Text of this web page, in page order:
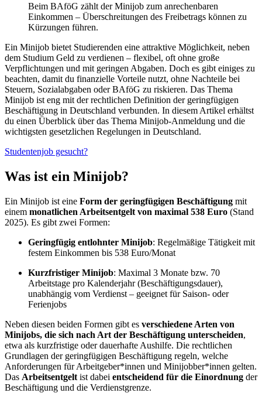
Beim BAföG zählt der Minijob zum anrechenbaren
Einkommen – Überschreitungen des Freibetrags können zu
Kürzungen führen.
Ein Minijob bietet Studierenden eine attraktive Möglichkeit, neben
dem Studium Geld zu verdienen – flexibel, oft ohne große
Verpflichtungen und mit geringen Abgaben. Doch es gibt einiges zu
beachten, damit du finanzielle Vorteile nutzt, ohne Nachteile bei
Steuern, Sozialabgaben oder BAföG zu riskieren. Das Thema
Minijob ist eng mit der rechtlichen Definition der geringfügigen
Beschäftigung in Deutschland verbunden. In diesem Artikel erhältst
du einen Überblick über das Thema Minijob-Anmeldung und die
wichtigsten gesetzlichen Regelungen in Deutschland.
Studentenjob gesucht?
Was ist ein Minijob?
Ein Minijob ist eine Form der geringfügigen Beschäftigung mit
einem monatlichen Arbeitsentgelt von maximal 538 Euro (Stand
2025). Es gibt zwei Formen:
Geringfügig entlohnter Minijob: Regelmäßige Tätigkeit mit
festem Einkommen bis 538 Euro/Monat
Kurzfristiger Minijob: Maximal 3 Monate bzw. 70
Arbeitstage pro Kalenderjahr (Beschäftigungsdauer),
unabhängig vom Verdienst – geeignet für Saison- oder
Ferienjobs
Neben diesen beiden Formen gibt es verschiedene Arten von
Minijobs, die sich nach Art der Beschäftigung unterscheiden,
etwa als kurzfristige oder dauerhafte Aushilfe. Die rechtlichen
Grundlagen der geringfügigen Beschäftigung regeln, welche
Anforderungen für Arbeitgeber*innen und Minijobber*innen gelten.
Das Arbeitsentgelt ist dabei entscheidend für die Einordnung der
Beschäftigung und die Verdienstgrenze.